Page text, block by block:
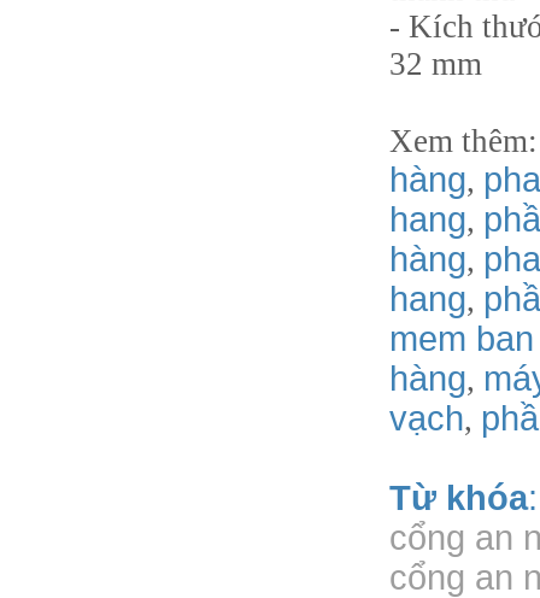
- Kích
32 mm
Xem
hàng,
hang,
hàng,
hang,
mem
hàng,
vạch,
Từ khóa
cổng an
cổng an